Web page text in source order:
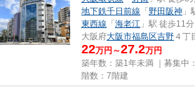
地下鉄千日前線 「野田阪神 」
東西線 「海老江 」駅 徒歩11分
大阪府大阪市福島区吉野 ４丁
22万円～27.2万円
築年数：築1年未満 ｜募集中：
階数：7階建